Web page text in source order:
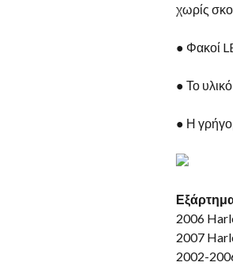
χωρίς
● Φακοί
● Το
● Η
2006
2007
2002-